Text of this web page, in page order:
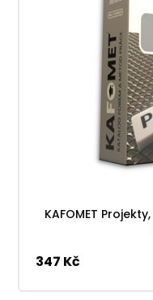
KAFOMET
347 Kč